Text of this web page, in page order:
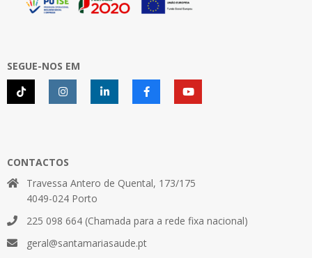
SEGUE-NOS EM
CONTACTOS
Travessa Antero de Quental, 173/175
4049-024 Porto
225 098 664 (Chamada para a rede fixa nacional)
geral@santamariasaude.pt